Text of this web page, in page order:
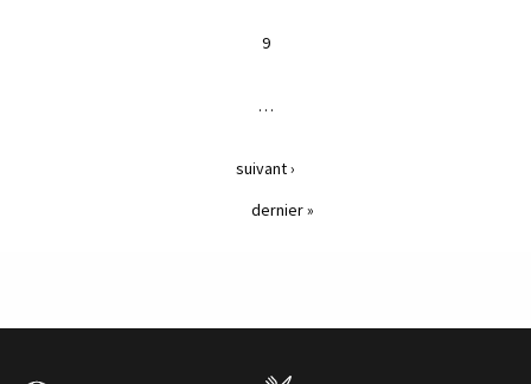
9
…
suivant ›
dernier »